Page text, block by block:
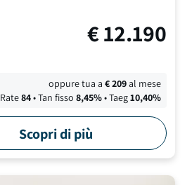
€12.190
oppure tua a€209al mese
Rate84• Tan fisso 8,45%• Taeg10,40%
Scopri di più